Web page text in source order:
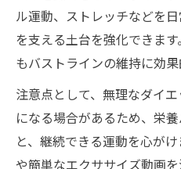
ル運動、ストレッチなどを
を支える土台を強化できま
もバストラインの維持に効果
注意点として、無理なダイ
になる場合があるため、栄
と、継続できる運動を心が
や簡単なエクササイズ動画